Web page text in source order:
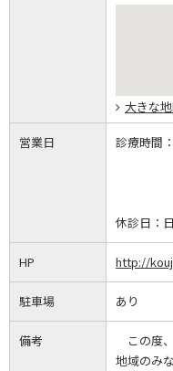
大きな
営業日 診療時間：
休診日：
HP http://
駐車場 あり
備考
この度
地域のみ